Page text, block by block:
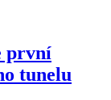
první
tunelu